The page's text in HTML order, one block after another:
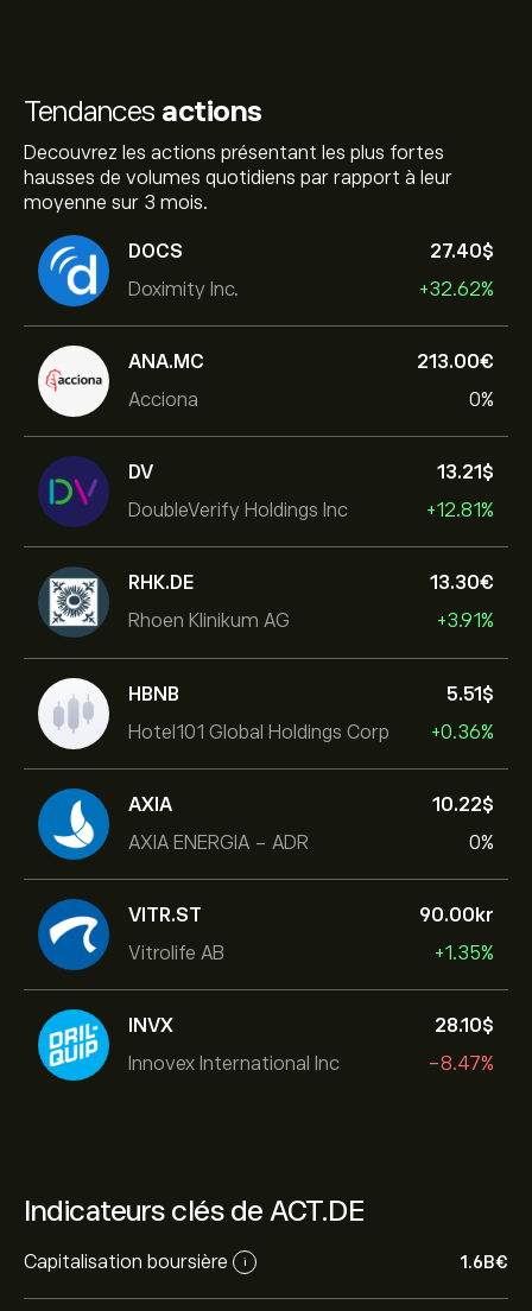
Tendances actions
Decouvrez les actions présentant les plus fortes
hausses de volumes quotidiens par rapport à leur
moyenne sur 3 mois.
DOCS
Doximity Inc.
27.40‎$‎
+32.62%
ANA.MC
Acciona
213.00‎€‎
0%
DV
DoubleVerify Holdings Inc
13.21‎$‎
+12.81%
RHK.DE
Rhoen Klinikum AG
13.30‎€‎
+3.91%
HBNB
Hotel101 Global Holdings Corp
5.51‎$‎
+0.36%
AXIA
AXIA ENERGIA - ADR
10.22‎$‎
0%
VITR.ST
Vitrolife AB
90.00‎kr‎
+1.35%
INVX
Innovex International Inc
28.10‎$‎
-8.47%
Indicateurs clés de ACT.DE
Capitalisation boursière i 1.6B‎€‎